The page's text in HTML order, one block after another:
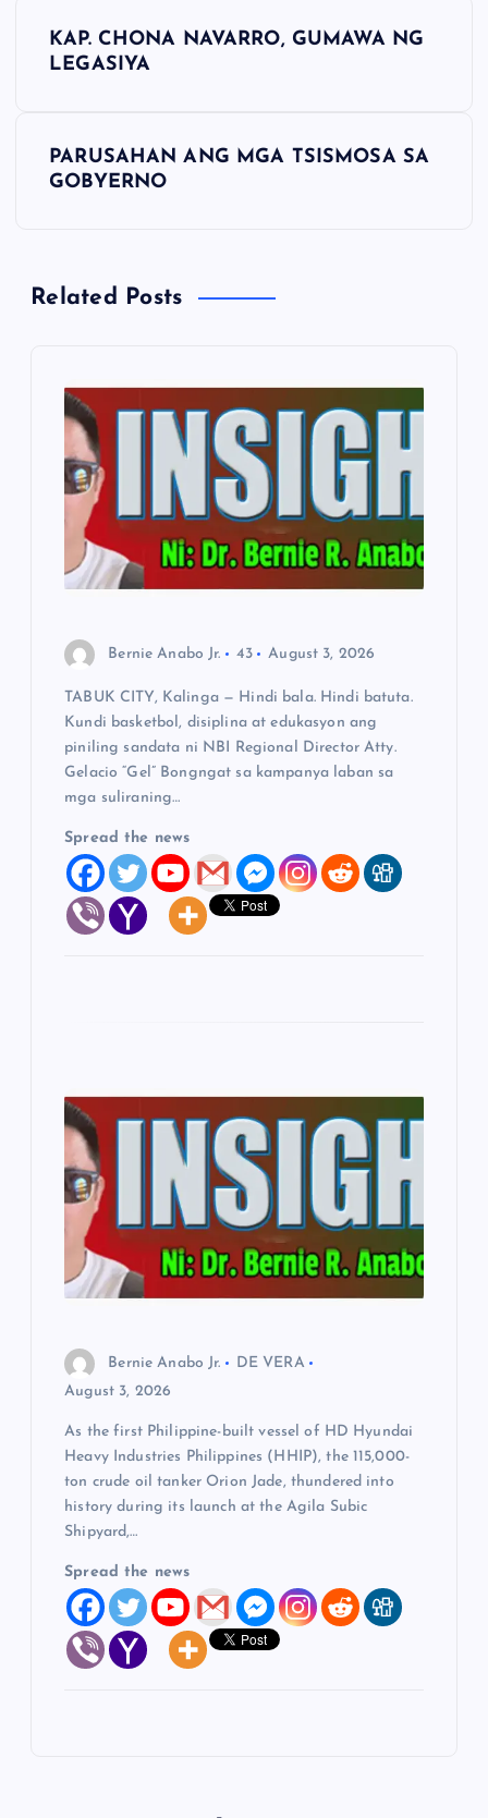
a
KAP. CHONA NAVARRO, GUMAWA NG
LEGASIYA
PARUSAHAN ANG MGA TSISMOSA SA
GOBYERNO
Related Posts
Bernie Anabo Jr. 43 August 3, 2026
TABUK CITY, Kalinga — Hindi bala. Hindi batuta.
Kundi basketbol, disiplina at edukasyon ang
piniling sandata ni NBI Regional Director Atty.
Gelacio “Gel” Bongngat sa kampanya laban sa
mga suliraning…
Spread the news
Bernie Anabo Jr.
DE VERA
August 3, 2026
As the first Philippine-built vessel of HD Hyundai
Heavy Industries Philippines (HHIP), the 115,000-
ton crude oil tanker Orion Jade, thundered into
history during its launch at the Agila Subic
Shipyard,…
Spread the news